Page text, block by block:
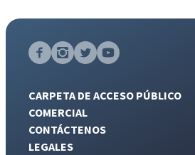
CARPETA DE ACCESO PÚBLICO
COMERCIAL
CONTÁCTENOS
LEGALES